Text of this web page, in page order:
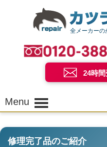
全メーカーの
24時
Menu
修理完了品のご紹介